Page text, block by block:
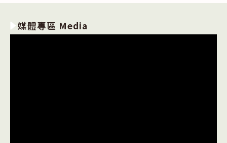
媒體專區 Media